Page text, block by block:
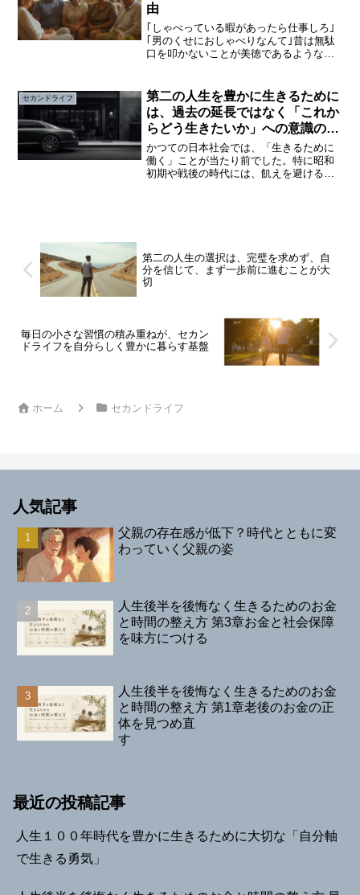
由
｢しゃべっている暇があったら仕事しろ｣
｢男のくせにおしゃべりなんて｣昔は無駄
口を叩かないことが美徳であるような風
に雄弁になり驚くこともあります。「男
は黙って〇〇ビール」...
セカンドライフ
第二の人生を豊かに生きるために
は、過去の延長ではなく「これか
らどう生きたいか」への意識の転
換が大切
かつての日本社会では、「生きるために
働く」ことが当たり前でした。特に昭和
初期や戦後の時代には、飢えを避けるた
第二の人生の選択は、完璧を求めず、自
分を信じて、まず一歩前に進むことが大
切
毎日の小さな習慣の積み重ねが、セカン
ドライフを自分らしく豊かに暮らす基盤
ホーム セカンドライフ
人気記事
父親の存在感が低下？時代とともに変
わっていく父親の姿
人生後半を後悔なく生きるためのお金
と時間の整え方 第3章お金と社会保障
を味方につける
人生後半を後悔なく生きるためのお金
と時間の整え方 第1章老後のお金の正
体を見つめ直
す
最近の投稿記事
人生１００年時代を豊かに生きるために大切な「自分軸
で生きる勇気」